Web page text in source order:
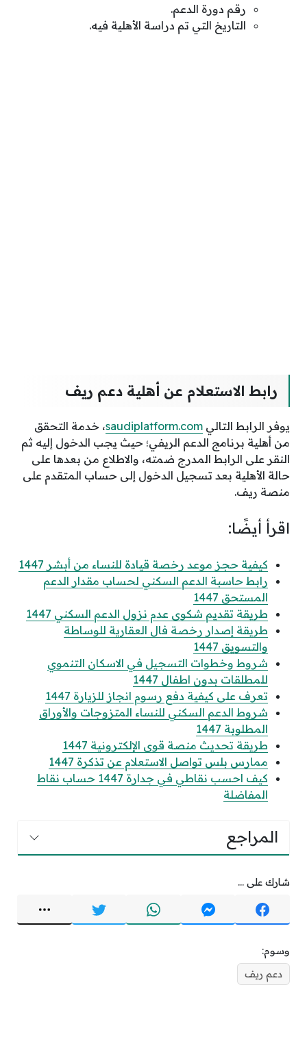
رقم دورة الدعم.
التاريخ التي تم دراسة الأهلية فيه.
رابط الاستعلام عن أهلية دعم ريف
يوفر الرابط التالي saudiplatform.com، خدمة التحقق
من أهلية برنامج الدعم الريفي؛ حيث يجب الدخول إليه ثم
النقر على الرابط المدرج ضمته، والاطلاع من بعدها على
حالة الأهلية بعد تسجيل الدخول إلى حساب المتقدم على
منصة ريف.
اقرأ أيضًا:
كيفية حجز موعد رخصة قيادة للنساء من أبشر 1447
رابط حاسبة الدعم السكني لحساب مقدار الدعم
المستحق 1447
طريقة تقديم شكوى عدم نزول الدعم السكني 1447
طريقة إصدار رخصة فال العقارية للوساطة
والتسويق 1447
شروط وخطوات التسجيل في الاسكان التنموي
للمطلقات بدون اطفال 1447
تعرف على كيفية دفع رسوم انجاز للزيارة 1447
شروط الدعم السكني للنساء المتزوجات والأوراق
المطلوبة 1447
طريقة تحديث منصة قوى الإلكترونية 1447
ممارس بلس تواصل الاستعلام عن تذكرة 1447
كيف احسب نقاطي في جدارة 1447 حساب نقاط
المفاضلة
المراجع
شارك على ...
وسوم:
دعم ريف